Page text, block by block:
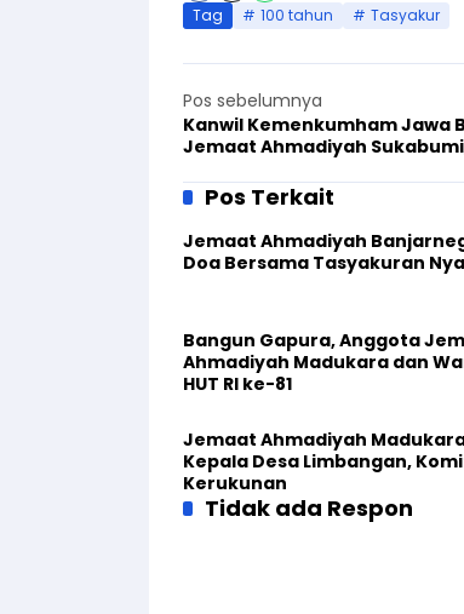
Tag 100 tahun Tasyakur
Pos sebelumnya
Kanwil Kemenkumham Jawa
Jemaat Ahmadiyah
Pos Terkait
Jemaat Ahmadiyah
Doa Bersama Tasyakuran
Bangun Gapura, Anggota
Ahmadiyah Madukara dan
HUT RI ke-81
Jemaat Ahmadiyah
Kepala Desa Limbangan,
Kerukunan
Tidak ada Respon